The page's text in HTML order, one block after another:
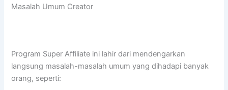
Masalah Umum Creator
Program Super Affiliate ini lahir dari mendengarkan
langsung masalah-masalah umum yang dihadapi banyak
orang, seperti: